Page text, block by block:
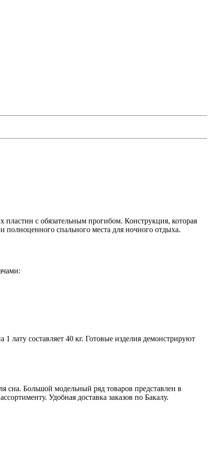
с обязательным прогибом. Конструкция, которая
полноценного спального места для ночного отдыха.
лату составляет 40 кг. Готовые изделия демонстрируют
сна. Большой модельный ряд товаров представлен в
Удобная доставка заказов по Бакалу.